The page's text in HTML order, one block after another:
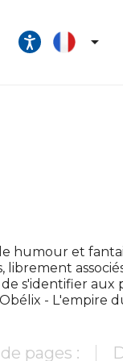

humour et
s'identifier aux
- L'empire
pages :